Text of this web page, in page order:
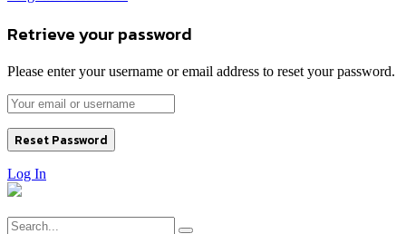
Retrieve your password
Please enter your username or email address to reset your password.
Log In